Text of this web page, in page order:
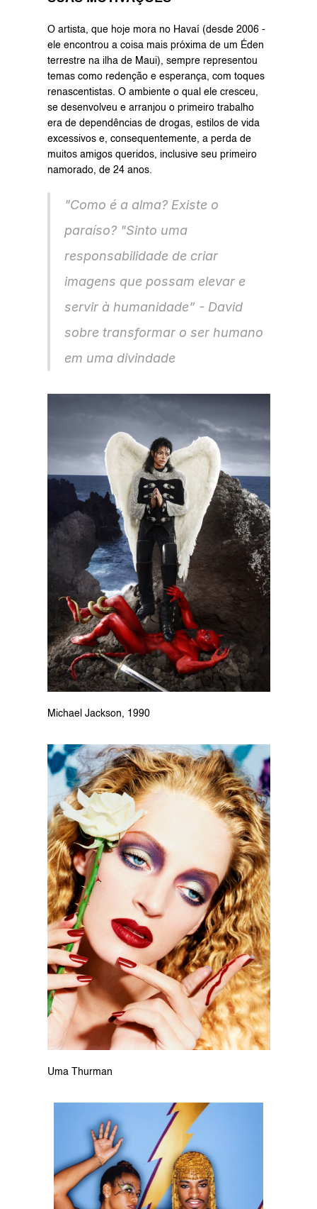
O artista, que hoje mora no Havaí (desde 2006 -
ele encontrou a coisa mais próxima de um Éden
terrestre na ilha de Maui), sempre representou
temas como redenção e esperança, com toques
renascentistas. O ambiente o qual ele cresceu,
se desenvolveu e arranjou o primeiro trabalho
era de dependências de drogas, estilos de vida
excessivos e, consequentemente, a perda de
muitos amigos queridos, inclusive seu primeiro
namorado, de 24 anos.
"Como é a alma? Existe o
paraíso? "Sinto uma
responsabilidade de criar
imagens que possam elevar e
servir à humanidade” - David
sobre transformar o ser humano
em uma divindade
Michael Jackson, 1990
Uma Thurman